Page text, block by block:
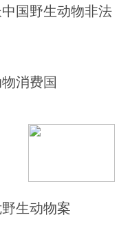
中国野生动物非法
消费国
生动物案